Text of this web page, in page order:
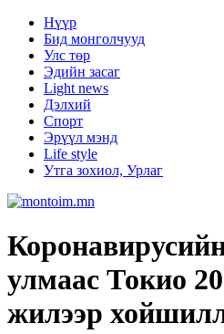
Нүүр
Бид монголчууд
Улс төр
Эдийн засаг
Light news
Дэлхий
Спорт
Эрүүл мэнд
Life style
Утга зохиол, Урлаг
улмаас Токио
жилээр